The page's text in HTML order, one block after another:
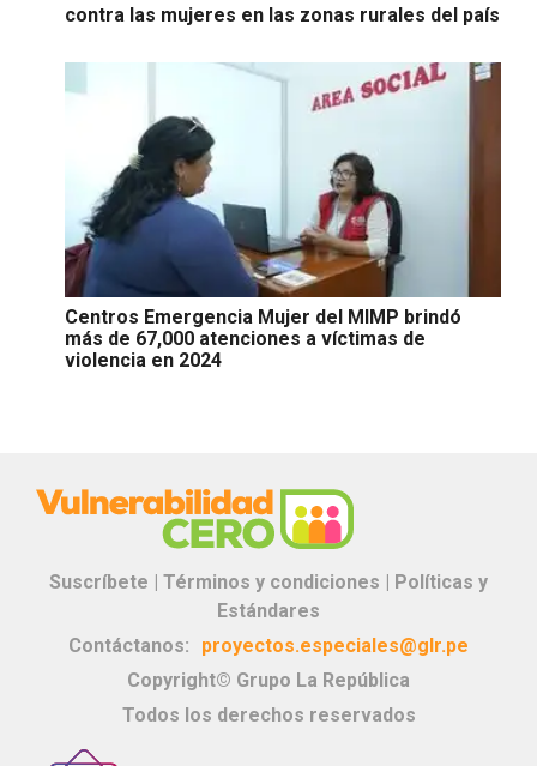
contra las mujeres en las zonas rurales del país
Centros Emergencia Mujer del MIMP brindó
más de 67,000 atenciones a víctimas de
violencia en 2024
Suscríbete | Términos y condiciones |
Políticas y
Estándares
Contáctanos:
proyectos.especiales@glr.pe
Copyright© Grupo La República
Todos los derechos reservados